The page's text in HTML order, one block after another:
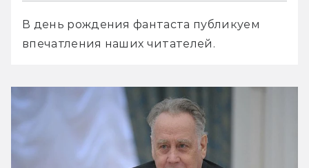
В день рождения фантаста публикуем
впечатления наших читателей.